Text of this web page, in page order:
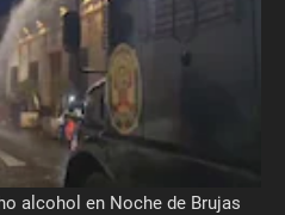
alcohol en Noche de Brujas